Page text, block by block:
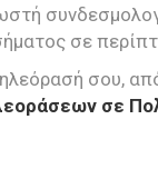
σε
σου,
σε